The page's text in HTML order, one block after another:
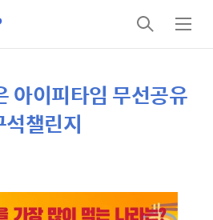
검
색
메
뉴
아이피타임 무선공유
챌린지